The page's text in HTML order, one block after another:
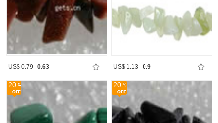
US$ 0.79 0.63 US$ 1.13 0.9
20 20